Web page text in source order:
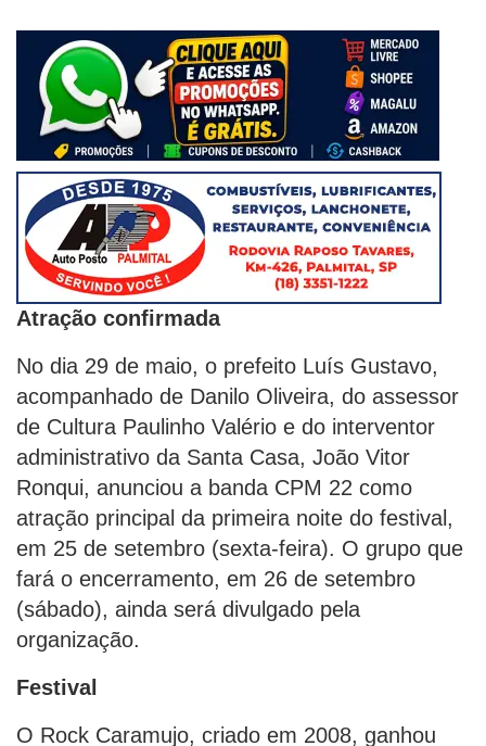
Atração confirmada
No dia 29 de maio, o prefeito Luís Gustavo,
acompanhado de Danilo Oliveira, do assessor
de Cultura Paulinho Valério e do interventor
administrativo da Santa Casa, João Vitor
Ronqui, anunciou a banda CPM 22 como
atração principal da primeira noite do festival,
em 25 de setembro (sexta-feira). O grupo que
fará o encerramento, em 26 de setembro
(sábado), ainda será divulgado pela
organização.
Festival
O Rock Caramujo, criado em 2008, ganhou